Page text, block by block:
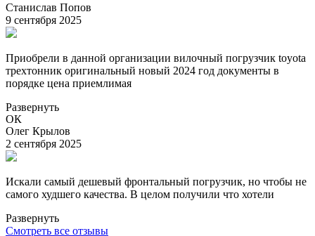
Станислав Попов
9 сентября 2025
Приобрели в данной организации вилочный погрузчик toyota
трехтонник оригинальный новый 2024 год документы в
порядке цена приемлимая
Развернуть
ОК
Олег Крылов
2 сентября 2025
Искали самый дешевый фронтальный погрузчик, но чтобы не
самого худшего качества. В целом получили что хотели
Развернуть
Смотреть все отзывы